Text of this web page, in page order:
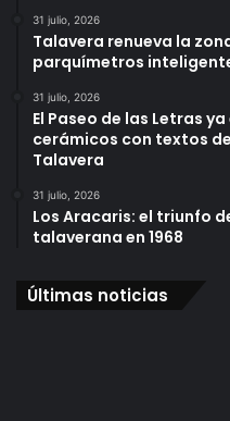
31 julio, 2026
Talavera renueva la
parquímetros
31 julio, 2026
El Paseo de las Letras
cerámicos con textos
Talavera
31 julio, 2026
Los Aracaris: el triunfo
talaverana en 1968
Últimas noticias